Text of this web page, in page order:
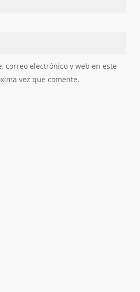
correo electrónico y web en este
vez que comente.